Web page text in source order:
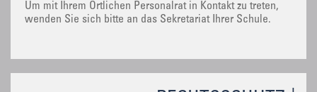
Um mit Ihrem Örtlichen Personalrat in Kontakt zu treten,
wenden Sie sich bitte an das Sekretariat Ihrer Schule.